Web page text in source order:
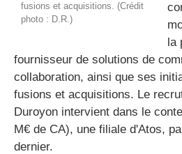
fusions et acquisitions. (Crédit
photo : D.R.)
la
fournisseur de solutions de
collaboration, ainsi que ses
fusions et acquisitions. Le
Duroyon intervient dans le
M€ de CA), une filiale d'Atos,
dernier.